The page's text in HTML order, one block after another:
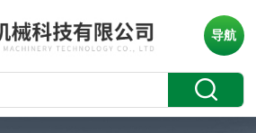
导航